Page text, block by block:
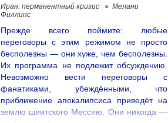
Иран: перманентный кризис
Мелани
Филлипс
Прежде всего поймите: любые
переговоры с этим режимом не просто
бесполезны — они хуже, чем бесполезны.
Их программа не подлежит обсуждению.
Невозможно вести переговоры с
фанатиками, убеждёнными, что
приближение апокалипсиса приведёт на
землю шиитского Мессию. Они никогда —